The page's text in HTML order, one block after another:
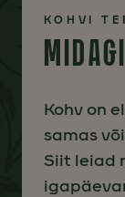
KOHVI
Kohv on
samas
Siit leiad